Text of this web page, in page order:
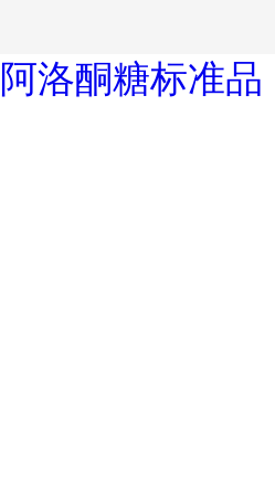
阿洛酮糖标准品